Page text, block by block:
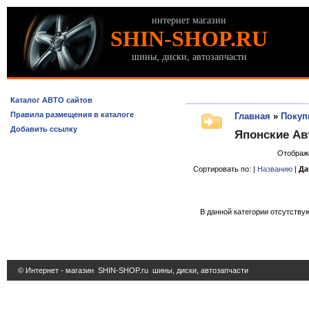
интернет магазин
SHIN-SHOP.RU
шины, диски, автозапчасти
Каталог АВТО сайтов
Правила размещения в каталоге
Добавить ссылку
Главная »
Японские
Сортировать по: | Названию |
В данной категории
© Интернет - магазин SHIN-SHOP.ru шины, диски, автозапчасти